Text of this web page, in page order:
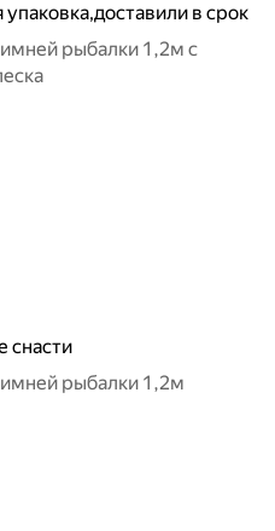
в срок
рыбалки 1,2м с
снасти
рыбалки 1,2м